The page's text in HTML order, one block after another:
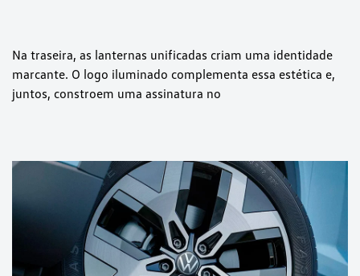
Na traseira, as lanternas unificadas criam uma identidade
marcante. O logo iluminado complementa essa estética e,
juntos, constroem uma assinatura no